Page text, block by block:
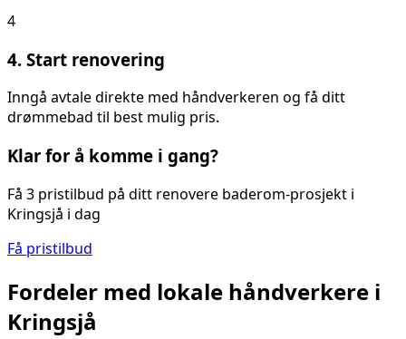
4
4. Start renovering
Inngå avtale direkte med håndverkeren og få ditt
drømmebad til best mulig pris.
Klar for å komme i gang?
Få 3 pristilbud på ditt renovere baderom-prosjekt i
Kringsjå i dag
Få pristilbud
Fordeler med lokale håndverkere i
Kringsjå